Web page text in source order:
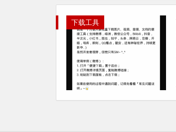
下载工具